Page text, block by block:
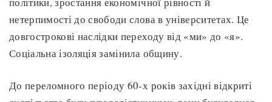
нетерпимості до свободи слова в університетах. Це
довгострокові наслідки переходу від «ми» до «я».
Соціальна ізоляція замінила общину.
До переломного періоду 60-х років західні відкриті